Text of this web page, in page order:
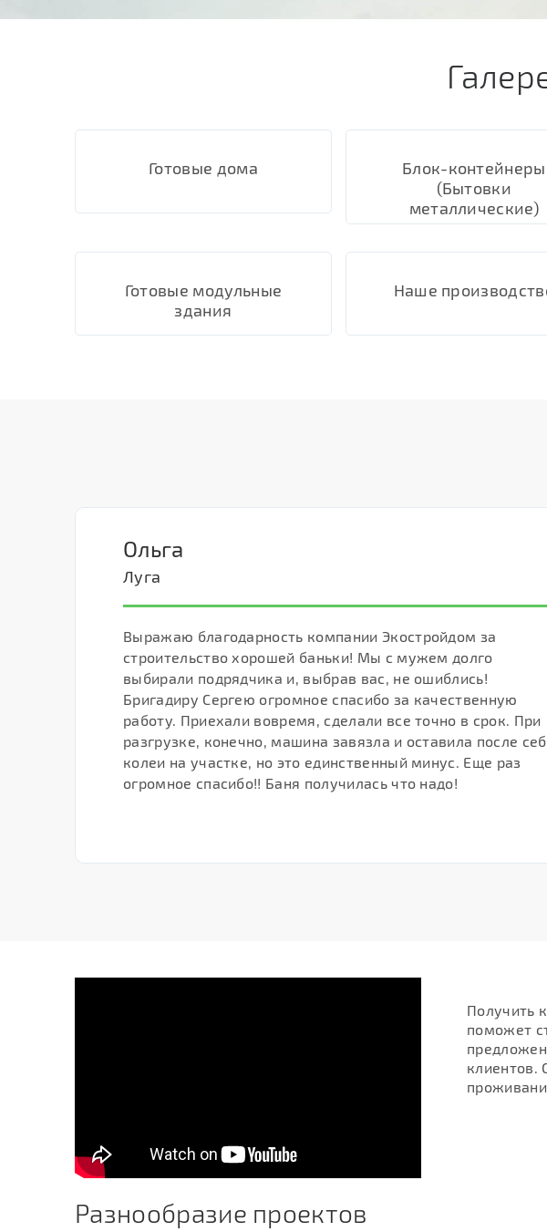
Готовые дома
Блок-контейнеры
(Бытовки
металлические)
Готовые модульные
здания
Наше
Ольга
Луга
Выражаю благодарность компании Экостройдом за
строительство хорошей баньки! Мы с мужем долго
выбирали подрядчика и, выбрав вас, не ошиблись!
Бригадиру Сергею огромное спасибо за качественную
работу. Приехали вовремя, сделали все точно в срок. При
разгрузке, конечно, машина завязла и оставила после
колеи на участке, но это единственный минус. Еще раз
огромное спасибо!! Баня получилась что надо!
Получить
поможет
клиентов.
Разнообразие проектов